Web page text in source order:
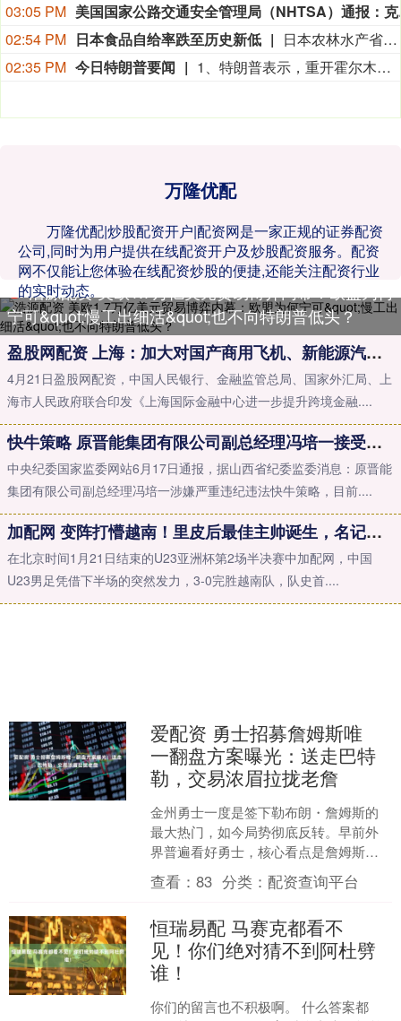
03:05 PM
美国国家公路交通安全管理局
02:54 PM 日本食品自给率跌至历史新低
日本农林水产省8月7日公布的数据显示，2025财年，即2025年4月至2026年3月，按热量计算的日本食品自给率下降1个百分点至37%，为历史最低水平。日本食品自给率是指国内生产的食品占国内食品总供给的比例。日本农林水产省表示，大米消费减少是食品自给率下降的重要原因。日本大米消费长期以来主要依靠本国供应，是日本食品自给率的重要支撑。米价上涨导致居民大米消费减少，国产大米提供的热量随之减少，显著拉低日本整体食品自给率。（CCTV国际时讯）
02:35 PM 今日特朗普要闻 1、特朗普表示，重开霍尔木兹海峡的谈判正在推进，尽管伊朗议员正在考虑对与美国和以色列相关的船只实施限制。 2、特朗普：（关于人工智能）这可能比石油还要重要。谁赢得人工智能，谁就赢得一切。就是如此重要。人工智能比互联网大很多倍。 3、报道称，美国总统特朗普近日在一次私下会晤中表示，他希望副总统万斯能够赢得2028年总统大选。 4、美国总统特朗普当地时间8月7日宣布，联邦政府将向多个关键矿产和电池项目投资30亿美元，旨在增加美国国内产量，并以此推动国家安全与产业政策。 5、美国总统特朗普6日否认他对国防部长赫格塞思不满，称对赫格塞思所做的工作“非常满意”。 6、白宫本周致信库克称，特朗普“正在考虑”解除其职务，并要求她在三周内回应有关抵押贷款欺诈的指控。 7、特朗普媒体集团退出与Crypto.com的两项交易。 8、当地时间8月6日，有记者在采访美国总统特朗普时提出，如果民主党人在中期选举后控制国会众议院，可能会再次试图弹劾他，特朗普表示，“很多人说我是有史以来最伟大的总统之一”。
万隆优配
万隆优配|炒股配资开户|配资网是一家正规的证券配资
公司,同时为用户提供在线配资开户及炒股配资服务。配资
网不仅能让您体验在线配资炒股的便捷,还能关注配资行业
的实时动态。
浩源配资 美欧1.7万亿美元贸易博弈内幕：欧盟为何
宁可&quot;慢工出细活&quot;也不向特朗普低头？
盈股网配资 上海：加大对国产商用飞机、新能源汽车等重点出口企业的保险保障力度
4月21日盈股网配资，中国人民银行、金融监管总局、国家外汇局、上
海市人民政府联合印发《上海国际金融中心进一步提升跨境金融....
快牛策略 原晋能集团有限公司副总经理冯培一接受审查调查
中央纪委国家监委网站6月17日通报，据山西省纪委监委消息：原晋能
集团有限公司副总经理冯培一涉嫌严重违纪违法快牛策略，目前....
加配网 变阵打懵越南！里皮后最佳主帅诞生，名记呼吁：现在就让他带国足
在北京时间1月21日结束的U23亚洲杯第2场半决赛中加配网，中国
U23男足凭借下半场的突然发力，3-0完胜越南队，队史首....
爱配资 勇士招募詹姆斯唯
一翻盘方案曝光：送走巴特
勒，交易浓眉拉拢老詹
金州勇士一度是签下勒布朗・詹姆斯的
最大热门，如今局势彻底反转。早前外
界普遍看好勇士，核心看点是詹姆斯有
望生涯首次和斯蒂芬・库里联手，但现
在舆论风向大变，克利夫兰....
查看：83 分类：配资查询平台
恒瑞易配 马赛克都看不
见！你们绝对猜不到阿杜劈
谁！
你们的留言也不积极啊。 什么答案都